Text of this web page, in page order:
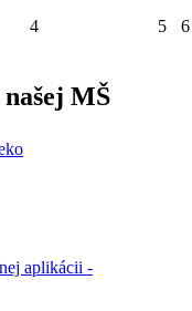
4 5
6
MŠ
aplikácii -